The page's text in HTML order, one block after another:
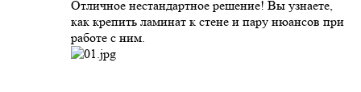
Отличное нестандартное решение! Вы узнаете,
как крепить ламинат к стене и пару нюансов при
работе с ним.